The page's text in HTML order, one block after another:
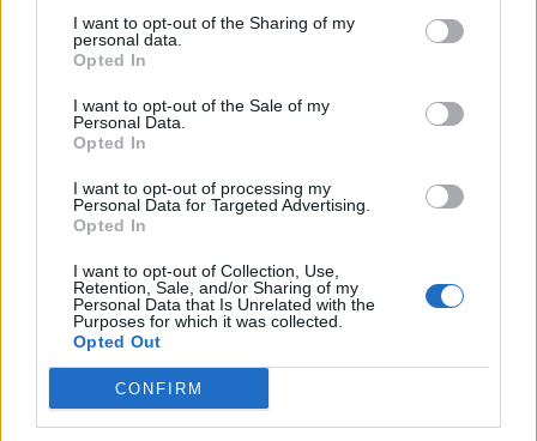
I want to opt-out of the Sharing of my
personal data.
Opted In
I want to opt-out of the Sale of my
Personal Data.
Opted In
I want to opt-out of processing my
Personal Data for Targeted Advertising.
Opted In
I want to opt-out of Collection, Use,
Retention, Sale, and/or Sharing of my
Personal Data that Is Unrelated with the
Purposes for which it was collected.
Opted Out
CONFIRM
Διάβασε επίσης
Ακολουθήστε το onalert.gr στο
Google
Newsκαι μάθετε πρώτοι όλες τις ειδήσεις
για την άμυνα.
ΒΟΥΛΗ
ΕΠΙΤΡΟΠΗ ΑΜΥΝΑΣ ΚΑΙ ΕΞΩΤΕΡΙΚΩΝ ΥΠΟΘΕΣΕΩΝ
ΙΤΑΛΙΑ
ΠΟΛΩΝΙΑ